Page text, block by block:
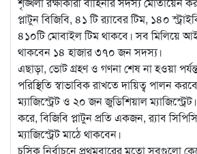
প্লাটুন বিজিবি, ৪১ টি র‌্যাবের টিম, ১৪০
৪১০টি মোবাইল টিম থাকবে। সব মিলিয়ে
থাকবেন ১৪ হাজার ৩৭০ জন সদস্য।
এছাড়া, ভোট গ্রহণ ও গণনা শেষ না হওয়া
পরিস্থিতি স্বাভাবিক রাখতে দায়িত্ব পালন
ম্যাজিস্ট্রেট ও ২০ জন জুডিশিয়াল
করে, বিজিবি প্লাটুন প্রতি একজন, র‌্যাব
ম্যাজিস্ট্রেট মাঠে থাকবেন।
চসিক নির্বাচনে প্রথমবারের মতো সবগুলো